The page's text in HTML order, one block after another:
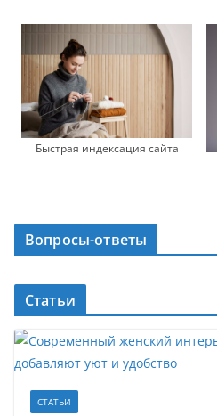
Быстрая индексация сайта
Вопросы-ответы
Статьи
СТАТЬИ